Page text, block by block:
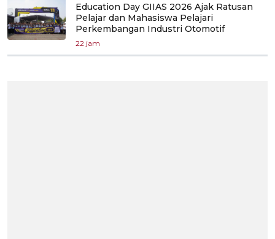
Education Day GIIAS 2026 Ajak Ratusan
Pelajar dan Mahasiswa Pelajari
Perkembangan Industri Otomotif
22 jam